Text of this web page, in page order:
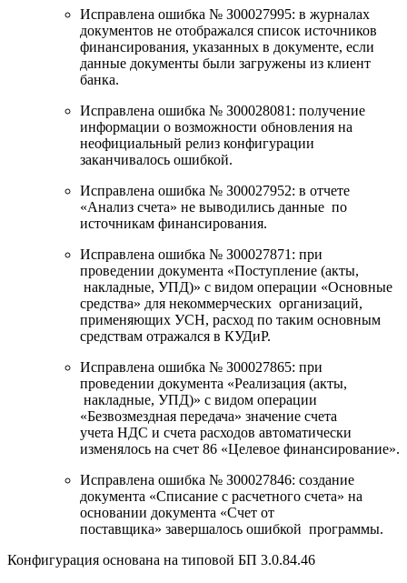
Исправлена ошибка № З00027995: в журналах
документов не отображался список источников
финансирования, указанных в документе, если
данные документы были загружены из клиент
банка.
Исправлена ошибка № З00028081: получение
информации о возможности обновления на
неофициальный релиз конфигурации
заканчивалось ошибкой.
Исправлена ошибка № З00027952: в отчете
«Анализ счета» не выводились данные по
источникам финансирования.
Исправлена ошибка № З00027871: при
проведении документа «Поступление (акты,
накладные, УПД)» с видом операции «Основные
средства» для некоммерческих организаций,
применяющих УСН, расход по таким основным
средствам отражался в КУДиР.
Исправлена ошибка № З00027865: при
проведении документа «Реализация (акты,
накладные, УПД)» с видом операции
«Безвозмездная передача» значение счета
учета НДС и счета расходов автоматически
изменялось на счет 86 «Целевое финансирование».
Исправлена ошибка № З00027846: создание
документа «Списание с расчетного счета» на
основании документа «Счет от
поставщика» завершалось ошибкой программы.
Конфигурация основана на типовой БП 3.0.84.46